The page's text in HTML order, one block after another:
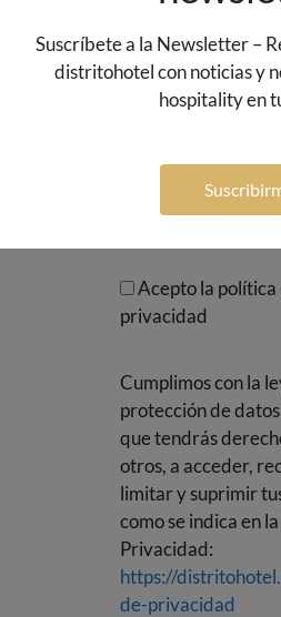
sobre diseño de
novedades del
protegiendo sus
https://
de-privacidad
Acepto la política
privacidad
Cumplimos con la
protección de
que tendrás
otros, a acceder,
limitar y suprimir
como se indica en
Privacidad:
https://
de-privacidad
Suscríbete a la Newsletter –
distritohotel con noticias y
hospitality en